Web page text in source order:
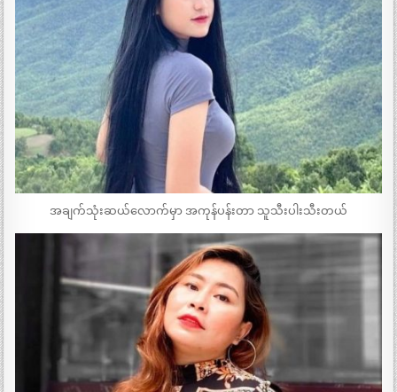
အချက်သုံးဆယ်လောက်မှာ အကုန်ပန်းတာ သူသီးပါးသီးတယ်